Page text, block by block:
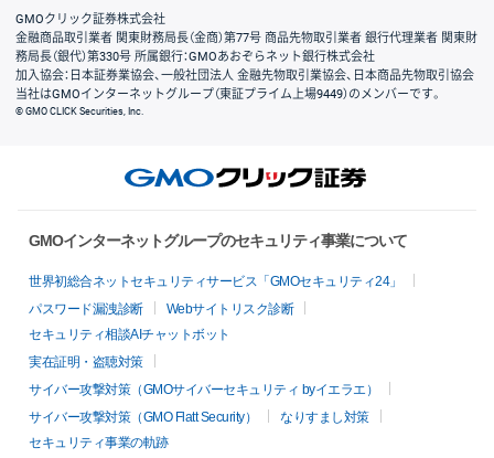
GMOクリック証券株式会社
金融商品取引業者 関東財務局長（金商）第77号 商品先物取引業者 銀行代理業者 関東財
務局長（銀代）第330号 所属銀行：GMOあおぞらネット銀行株式会社
加入協会：日本証券業協会、一般社団法人 金融先物取引業協会、日本商品先物取引協会
当社はGMOインターネットグループ（東証プライム上場9449）のメンバーです。
© GMO CLICK Securities, Inc.
GMOインターネットグループのセキュリティ事業について
世界初総合ネットセキュリティサービス「GMOセキュリティ24」
パスワード漏洩診断
Webサイトリスク診断
セキュリティ相談AIチャットボット
実在証明・盗聴対策
サイバー攻撃対策（GMOサイバーセキュリティ byイエラエ）
サイバー攻撃対策（GMO Flatt Security）
なりすまし対策
セキュリティ事業の軌跡